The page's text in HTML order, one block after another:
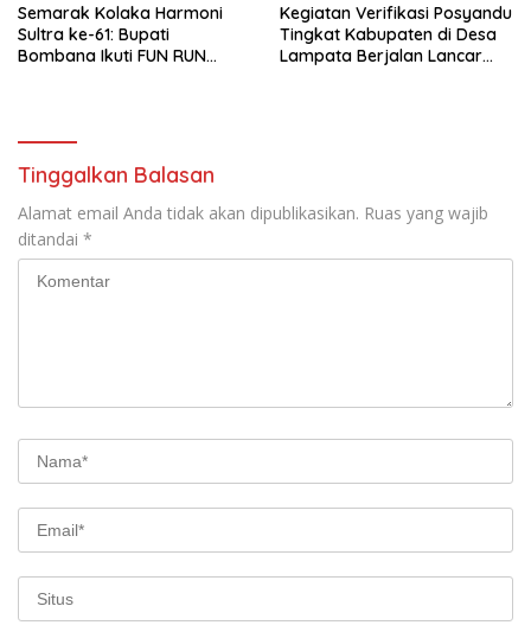
Semarak Kolaka Harmoni
Sultra ke-61: Bupati
Bombana Ikuti FUN RUN
Kegiatan Verifikasi Posyandu
Tingkat Kabupaten di Desa
Lampata Berjalan Lancar
Tinggalkan Balasan
Alamat email Anda tidak akan dipublikasikan. Ruas yang wajib
ditandai *